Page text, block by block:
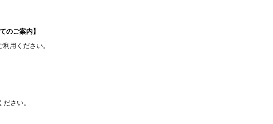
のご案内】
用ください。
さい。